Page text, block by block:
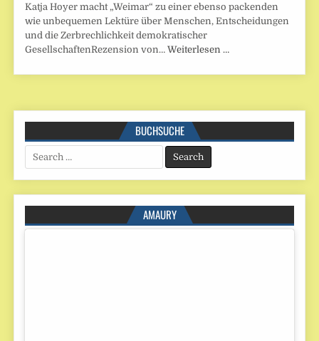
Katja Hoyer macht „Weimar“ zu einer ebenso packenden
wie unbequemen Lektüre über Menschen, Entscheidungen
und die Zerbrechlichkeit demokratischer
GesellschaftenRezension von…Weiterlesen …
BUCHSUCHE
Search
for:
AMAURY